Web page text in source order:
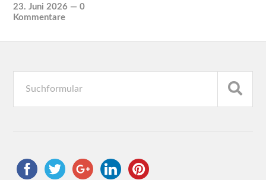
23. Juni 2026 —0
Kommentare